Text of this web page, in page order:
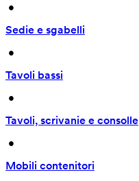
•
Sedie e sgabelli
•
Tavoli bassi
•
Tavoli, scrivanie e consolle
•
Mobili contenitori